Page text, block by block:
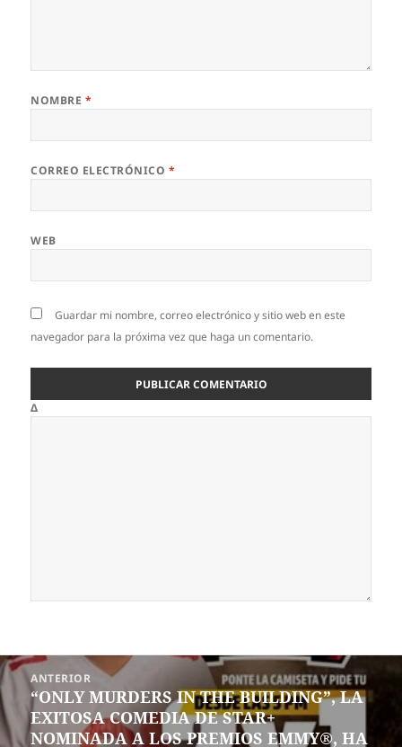
NOMBRE *
CORREO ELECTRÓNICO *
WEB
Guardar mi nombre, correo electrónico y sitio web en este
navegador para la próxima vez que haga un comentario.
Δ
Navegación
de
entradas
ANTERIOR
Entrada
anterior:
“ONLY MURDERS IN THE BUILDING”, LA
EXITOSA COMEDIA DE STAR+
NOMINADA A LOS PREMIOS EMMY®, HA